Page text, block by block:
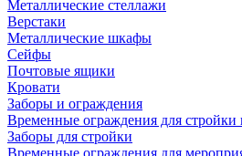
Металлические стеллажи
Верстаки
Металлические шкафы
Сейфы
Почтовые ящики
Кровати
Заборы и ограждения
Временные ограждения для
Заборы для стройки
Временные ограждения для